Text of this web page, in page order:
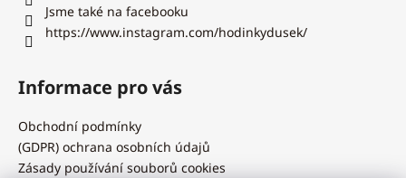
Jsme také na facebooku
https://www.instagram.com/hodinkydusek/
Informace pro vás
Obchodní podmínky
(GDPR) ochrana osobních údajů
Zásady používání souborů cookies